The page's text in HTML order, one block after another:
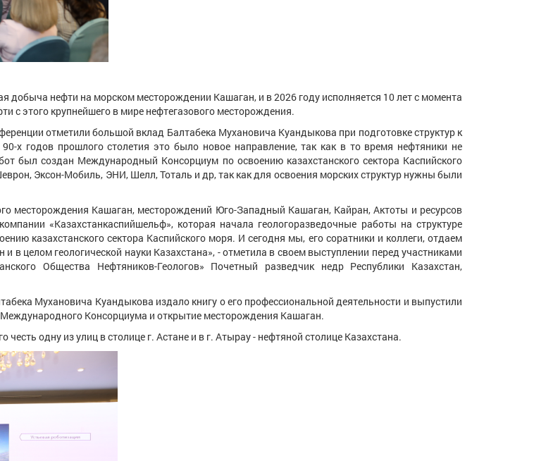
нефти на морском месторождении Кашаган, и в 2026 году исполняется 10 лет с момента
с этого крупнейшего в мире нефтегазового месторождения.
отметили большой вклад Балтабека Мухановича Куандыкова при подготовке структур к
х годов прошлого столетия это было новое направление, так как в то время нефтяники не
был создан Международный Консорциум по освоению казахстанского сектора Каспийского
Эксон-Мобиль, ЭНИ, Шелл, Тоталь и др, так как для освоения морских структур нужны были
Кашаган, месторождений Юго-Западный Кашаган, Кайран, Актоты и ресурсов
«Казахстанкаспийшельф», которая начала геологоразведочные работы на структуре
казахстанского сектора Каспийского моря. И сегодня мы, его соратники и коллеги, отдаем
целом геологической науки Казахстана», - отметила в своем выступлении перед участниками
Общества Нефтяников-Геологов» Почетный разведчик недр Республики Казахстан,
Мухановича Куандыкова издало книгу о его профессиональной деятельности и выпустили
Консорциума и открытие месторождения Кашаган.
одну из улиц в столице г. Астане и в г. Атырау - нефтяной столице Казахстана.